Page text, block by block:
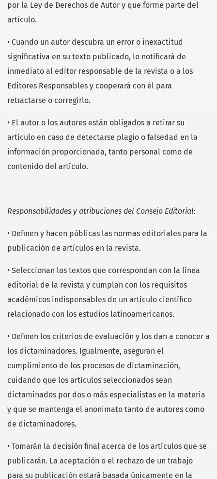
por la Ley de Derechos de Autor y que forme parte del
artículo.
• Cuando un autor descubra un error o inexactitud
significativa en su texto publicado, lo notificará de
inmediato al editor responsable de la revista o a los
Editores Responsables y cooperará con él para
retractarse o corregirlo.
• El autor o los autores están obligados a retirar su
artículo en caso de detectarse plagio o falsedad en la
información proporcionada, tanto personal como de
contenido del artículo.
Responsabilidades y atribuciones del Consejo Editorial:
• Definen y hacen públicas las normas editoriales para la
publicación de artículos en la revista.
• Seleccionan los textos que correspondan con la línea
editorial de la revista y cumplan con los requisitos
académicos indispensables de un artículo científico
relacionado con los estudios latinoamericanos.
• Definen los criterios de evaluación y los dan a conocer a
los dictaminadores. Igualmente, aseguran el
cumplimiento de los procesos de dictaminación,
cuidando que los artículos seleccionados sean
dictaminados por dos o más especialistas en la materia
y que se mantenga el anonimato tanto de autores como
de dictaminadores.
• Tomarán la decisión final acerca de los artículos que se
publicarán. La aceptación o el rechazo de un trabajo
para su publicación estará basada únicamente en la